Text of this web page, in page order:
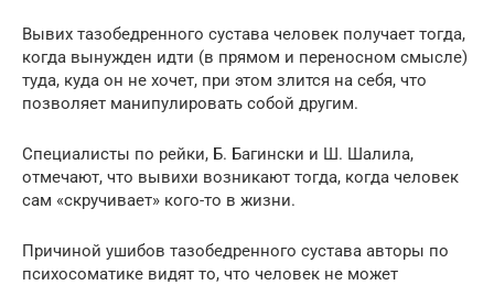
Вывих тазобедренного сустава человек получает тогда,
когда вынужден идти (в прямом и переносном смысле)
туда, куда он не хочет, при этом злится на себя, что
позволяет манипулировать собой другим.
Специалисты по рейки, Б. Багински и Ш. Шалила,
отмечают, что вывихи возникают тогда, когда человек
сам «скручивает» кого-то в жизни.
Причиной ушибов тазобедренного сустава авторы по
психосоматике видят то, что человек не может